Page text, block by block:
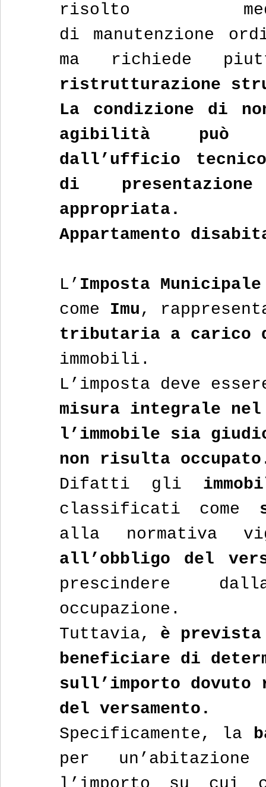
risolto
di manutenzione
ma richiede
ristrutturazione
La condizione di
agibilità può
dall’ufficio tecnico
di
appropriata.
Appartamento
L’ Imposta
come Imu,
tributaria a carico
immobili.
L’imposta deve
misura integrale
l’immobile sia
non risulta
Difatti gli
classificati come
alla normativa
all’obbligo del
prescindere
occupazione.
Tuttavia, è
beneficiare di
sull’importo dovuto
del versamento.
Specificamente, la
per